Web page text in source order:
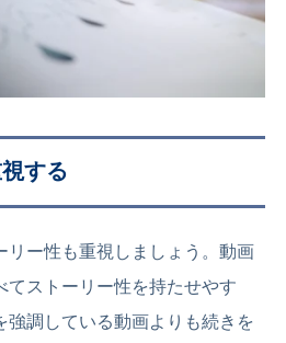
する
リー性も重視しましょう。動画
てストーリー性を持たせやす
強調している動画よりも続きを